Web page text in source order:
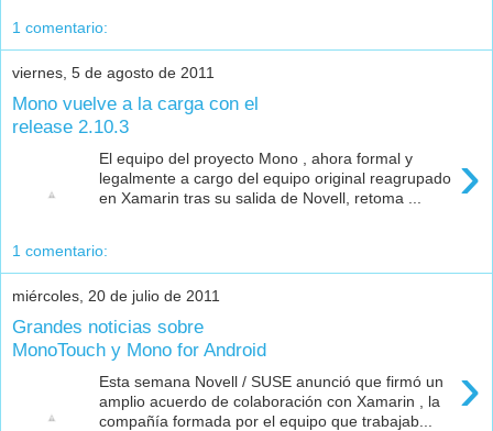
1 comentario:
viernes, 5 de agosto de 2011
Mono vuelve a la carga con el
release 2.10.3
›
El equipo del proyecto Mono , ahora formal y
legalmente a cargo del equipo original reagrupado
en Xamarin tras su salida de Novell, retoma ...
1 comentario:
miércoles, 20 de julio de 2011
Grandes noticias sobre
MonoTouch y Mono for Android
›
Esta semana Novell / SUSE anunció que firmó un
amplio acuerdo de colaboración con Xamarin , la
compañía formada por el equipo que trabajab...